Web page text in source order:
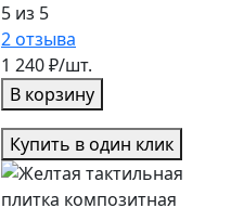
5 из 5
2отзыва
1 240 ₽/шт.
В корзину
Купить в один клик